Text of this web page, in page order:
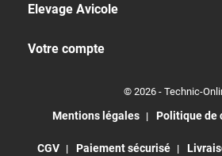
Elevage Avicole
Votre compte
© 2026 - Technic-
Mentions légales Politique de
CGV Paiement sécurisé